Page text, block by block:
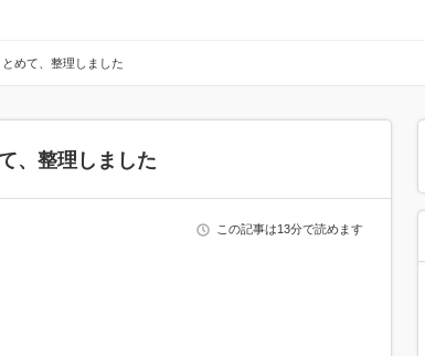
めて、整理しました
、整理しました
この記事は13分で読めます